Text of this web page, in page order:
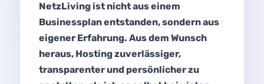
NetzLiving ist nicht aus einem
Businessplan entstanden, sondern aus
eigener Erfahrung. Aus dem Wunsch
heraus, Hosting zuverlässiger,
transparenter und persönlicher zu